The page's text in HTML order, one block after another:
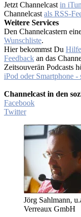
Jetzt Channelcast in
Channelcast als RSS-
Weitere Services
Den Channelcastern
Wunschliste.
Hier bekommst Du Hilfe
Feedback an das
Zeitsouverän Podcasts
iPod oder Smartphone -
Channelcast in den
Facebook
Twitter
Jörg Sahlmann,
Verreaux GmbH